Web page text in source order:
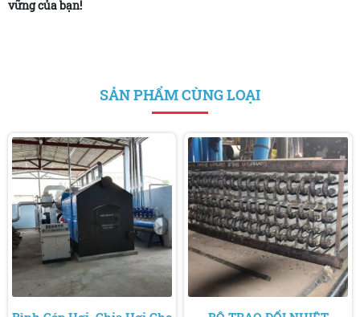
vững của bạn!
SẢN PHẨM CÙNG LOẠI